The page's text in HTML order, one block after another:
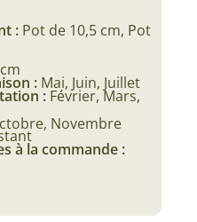
: Pot de 10,5 cm, Pot
: Mai, Juin, Juillet
: Février, Mars,
Novembre
à la commande :